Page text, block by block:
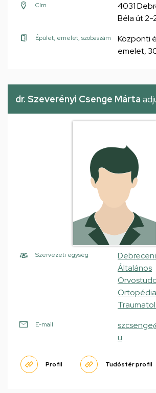
Cím
4031
Béla út 2-
Épület, emelet, szobaszám
Központi
emelet,
dr. Szeverényi Csenge Márta
Szervezeti egység
Általános
E-mail
u
Profil Tudóstér profil